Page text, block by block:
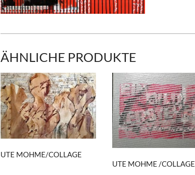
ÄHNLICHE PRODUKTE
UTE MOHME/COLLAGE
UTE MOHME /COLLAGE